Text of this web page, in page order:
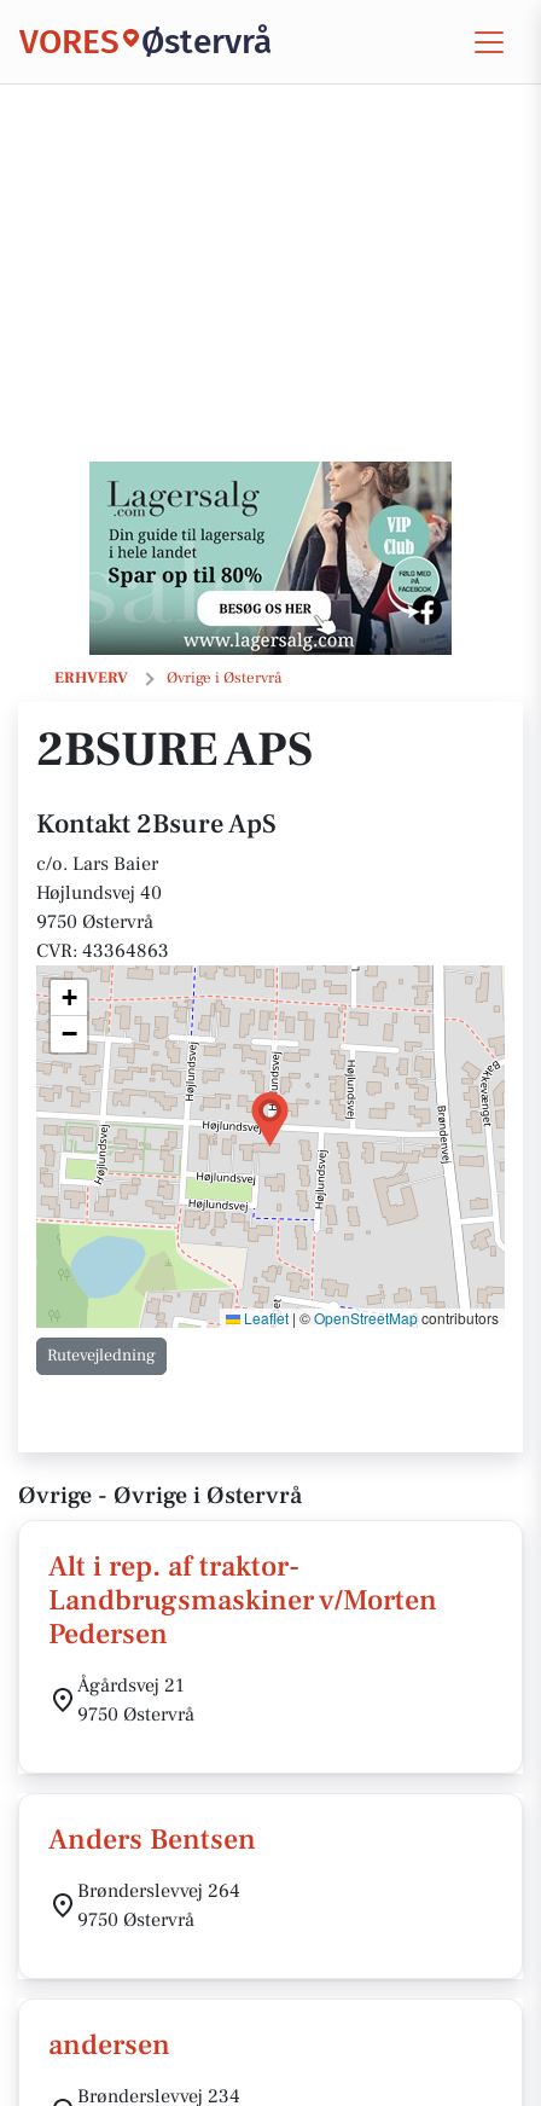
VORES Østervrå
ERHVERV Øvrige i Østervrå
2Bsure ApS
2BSURE APS
Kontakt 2Bsure ApS
c/o. Lars Baier
Højlundsvej 40
9750 Østervrå
CVR: 43364863
+
−
Leaflet | ©OpenStreetMapcontributors
Rutevejledning
Øvrige - Øvrige i Østervrå
Alt i rep. af traktor-
Landbrugsmaskiner v/Morten
Pedersen
Ågårdsvej 21
9750 Østervrå
Anders Bentsen
Brønderslevvej 264
9750 Østervrå
andersen
Brønderslevvej 234